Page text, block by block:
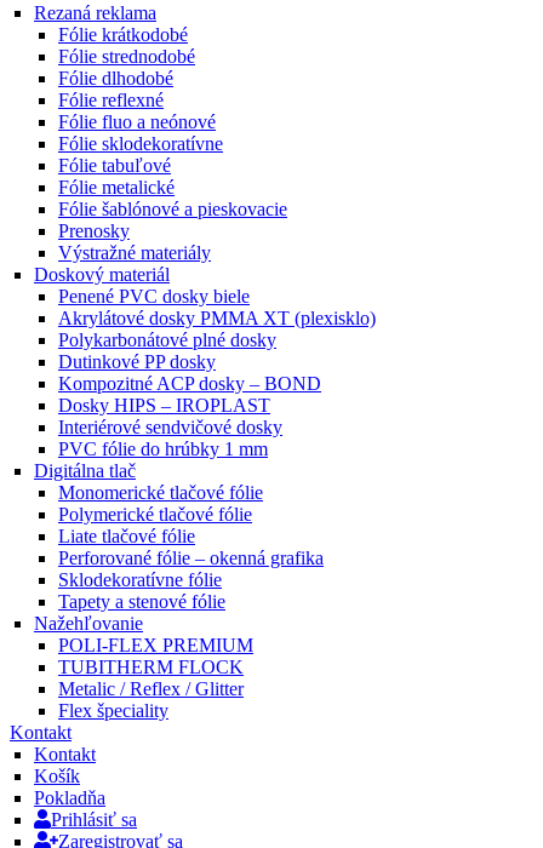
Rezaná reklama
Fólie krátkodobé
Fólie strednodobé
Fólie dlhodobé
Fólie reflexné
Fólie fluo a neónové
Fólie sklodekoratívne
Fólie tabuľové
Fólie metalické
Fólie šablónové a pieskovacie
Prenosky
Výstražné materiály
Doskový materiál
Penené PVC dosky biele
Akrylátové dosky PMMA XT (plexisklo)
Polykarbonátové plné dosky
Dutinkové PP dosky
Kompozitné ACP dosky – BOND
Dosky HIPS – IROPLAST
Interiérové sendvičové dosky
PVC fólie do hrúbky 1 mm
Digitálna tlač
Monomerické tlačové fólie
Polymerické tlačové fólie
Liate tlačové fólie
Perforované fólie – okenná grafika
Sklodekoratívne fólie
Tapety a stenové fólie
Nažehľovanie
POLI-FLEX PREMIUM
TUBITHERM FLOCK
Metalic / Reflex / Glitter
Flex špeciality
Kontakt
Kontakt
Košík
Pokladňa
Prihlásiť sa
Zaregistrovať sa